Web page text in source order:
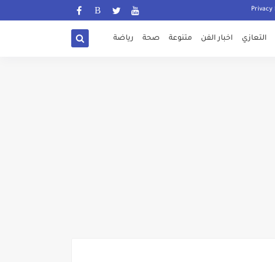
التعازي اخبار الفن متنوعة صحة رياضة